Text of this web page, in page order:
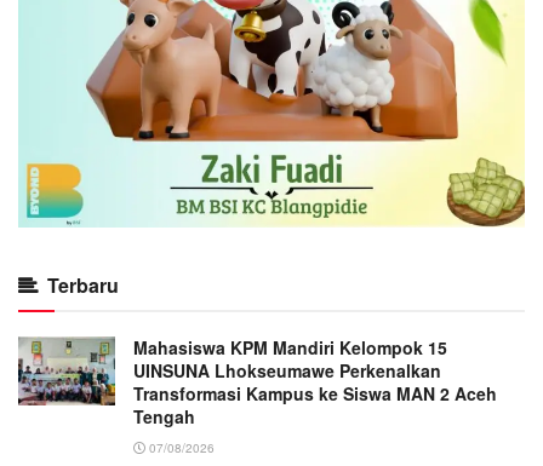
Terbaru
Mahasiswa KPM Mandiri Kelompok 15
UINSUNA Lhokseumawe Perkenalkan
Transformasi Kampus ke Siswa MAN 2 Aceh
Tengah
07/08/2026